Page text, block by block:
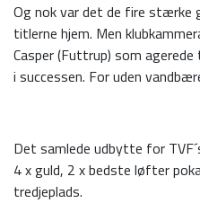
Og nok var det de fire
titlerne hjem. Men
Casper (Futtrup) som
i successen. For uden
Det samlede udbytte for
4 x guld, 2 x bedste løfter
tredjeplads.